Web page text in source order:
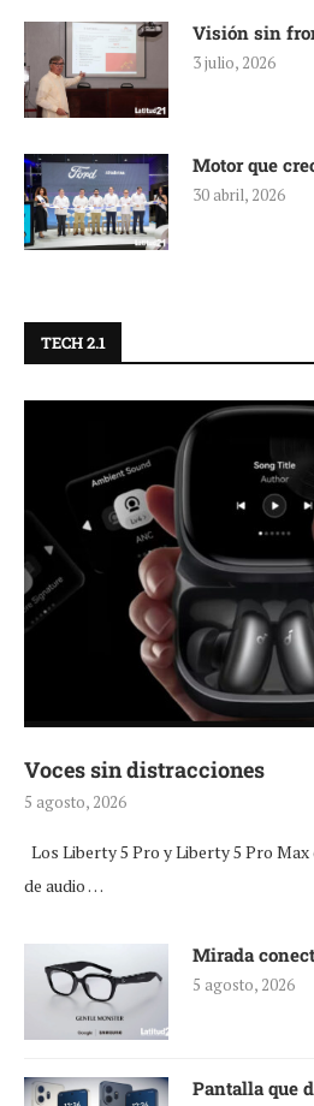
Visión sin
3 julio, 2026
Motor que
30 abril, 2026
TECH 2.1
Voces sin distracciones
5 agosto, 2026
Los Liberty 5 Pro y Liberty 5 Pro Max
de audio …
Mirada
5 agosto, 2026
Pantalla que